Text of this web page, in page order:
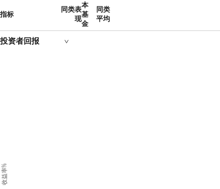
指标
同类表
现
本
基
金
同类
平均
投资者回报
收益率%